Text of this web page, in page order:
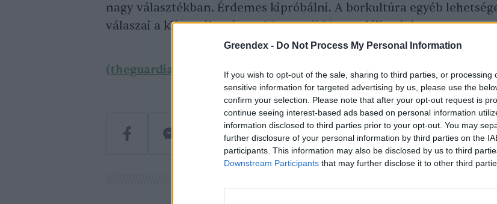
Greendex - Do Not Process My Personal Information
If you wish to opt-out of the sale, sharing to third parties, or processing
sensitive information for targeted advertising by us, please use the
confirm your selection. Please note that after your opt-out request is
continue seeing interest-based ads based on personal information
information disclosed to third parties prior to your opt-out. You may
further disclosure of your personal information by third parties on the
participants. This information may also be disclosed by us to third
Downstream Participants that may further disclose it to other third
nagy választékban. Érdemes kipróbálni. A borkultúra egyéb
válaszai a klímaváltozásraebben a cikkbentalálhatóak.
(theguardian)